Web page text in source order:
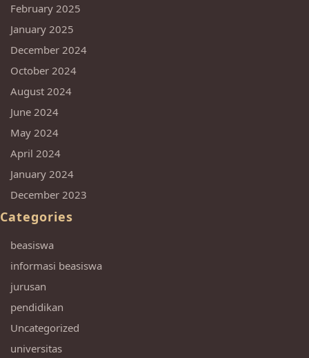
February 2025
January 2025
December 2024
October 2024
August 2024
June 2024
May 2024
April 2024
January 2024
December 2023
Categories
beasiswa
informasi beasiswa
jurusan
pendidikan
Uncategorized
universitas